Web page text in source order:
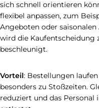
sich schnell orientieren
flexibel anpassen, zum
Angeboten oder
wird die Kaufentscheidung
beschleunigt.
Vorteil: Bestellungen
besonders zu Stoßzeiten.
reduziert und das